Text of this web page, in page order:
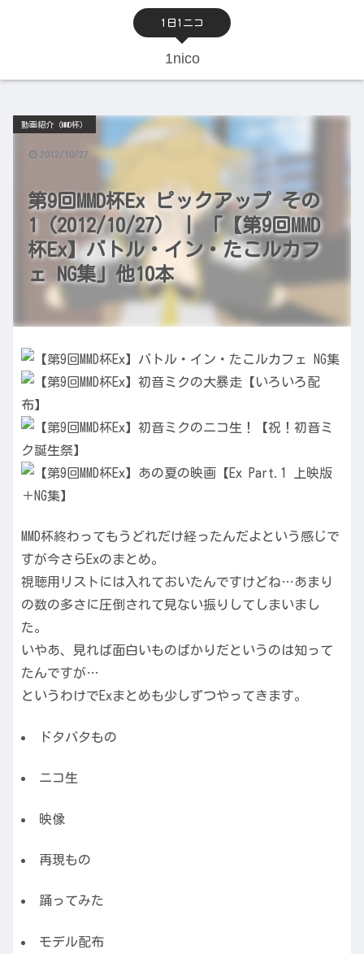
1日1ニコ
1nico
第9回MMD杯Ex ピックアップ その
1（2012/10/27） | 「【第9回MMD
杯Ex】バトル・イン・たこルカフ
ェ NG集」他10本
動画紹介（MMD杯）
2012/10/27
MMD杯終わってもうどれだけ経ったんだよという感じで
すが今さらExのまとめ。
視聴用リストには入れておいたんですけどね…あまり
の数の多さに圧倒されて見ない振りしてしまいまし
た。
いやあ、見れば面白いものばかりだというのは知って
たんですが…
というわけでExまとめも少しずつやってきます。
ドタバタもの
ニコ生
映像
再現もの
踊ってみた
モデル配布